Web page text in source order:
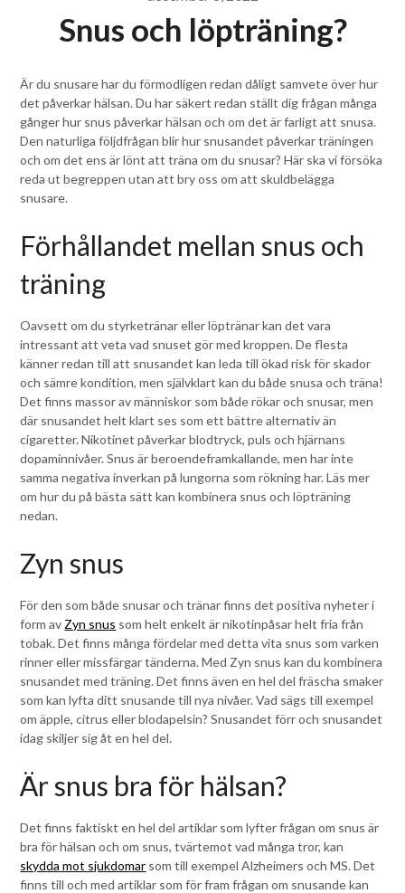
Snus och löpträning?
Är du snusare har du förmodligen redan dåligt samvete över hur
det påverkar hälsan. Du har säkert redan ställt dig frågan många
gånger hur snus påverkar hälsan och om det är farligt att snusa.
Den naturliga följdfrågan blir hur snusandet påverkar träningen
och om det ens är lönt att träna om du snusar? Här ska vi försöka
reda ut begreppen utan att bry oss om att skuldbelägga
snusare.
Förhållandet mellan snus och
träning
Oavsett om du styrketränar eller löptränar kan det vara
intressant att veta vad snuset gör med kroppen. De flesta
känner redan till att snusandet kan leda till ökad risk för skador
och sämre kondition, men självklart kan du både snusa och träna!
Det finns massor av människor som både rökar och snusar, men
där snusandet helt klart ses som ett bättre alternativ än
cigaretter. Nikotinet påverkar blodtryck, puls och hjärnans
dopaminnivåer. Snus är beroendeframkallande, men har inte
samma negativa inverkan på lungorna som rökning har. Läs mer
om hur du på bästa sätt kan kombinera snus och löpträning
nedan.
Zyn snus
För den som både snusar och tränar finns det positiva nyheter i
form av Zyn snus som helt enkelt är nikotinpåsar helt fria från
tobak. Det finns många fördelar med detta vita snus som varken
rinner eller missfärgar tänderna. Med Zyn snus kan du kombinera
snusandet med träning. Det finns även en hel del fräscha smaker
som kan lyfta ditt snusande till nya nivåer. Vad sägs till exempel
om äpple, citrus eller blodapelsin? Snusandet förr och snusandet
idag skiljer sig åt en hel del.
Är snus bra för hälsan?
Det finns faktiskt en hel del artiklar som lyfter frågan om snus är
bra för hälsan och om snus, tvärtemot vad många tror, kan
skydda mot sjukdomar som till exempel Alzheimers och MS. Det
finns till och med artiklar som för fram frågan om snusande kan